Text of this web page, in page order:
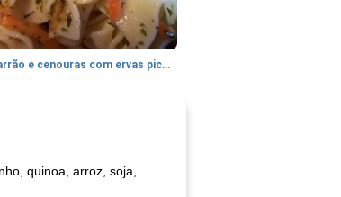
macarrão e cenouras com ervas picadas
quinoa, arroz, soja,